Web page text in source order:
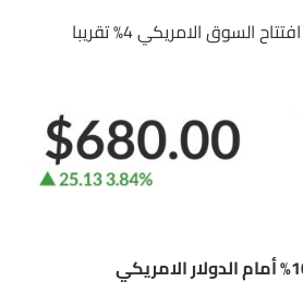
السوق الامريكي 4% تقريبا